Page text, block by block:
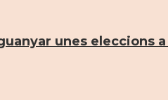
unes eleccions